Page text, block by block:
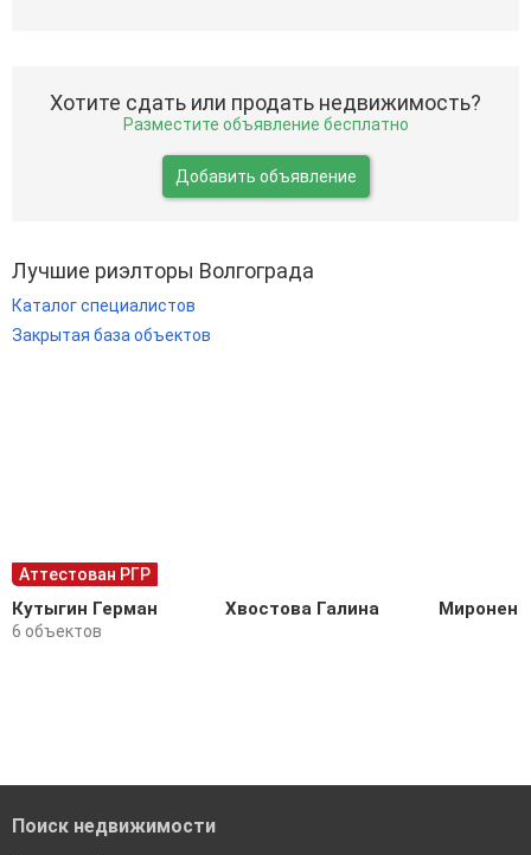
Хотите сдать или продать недвижимость?
Разместите объявление бесплатно
Добавить объявление
Лучшие риэлторы Волгограда
Каталог специалистов
Закрытая база объектов
Аттестован РГР
Кутыгин Герман
6 объектов
Хвостова Галина
Поиск недвижимости